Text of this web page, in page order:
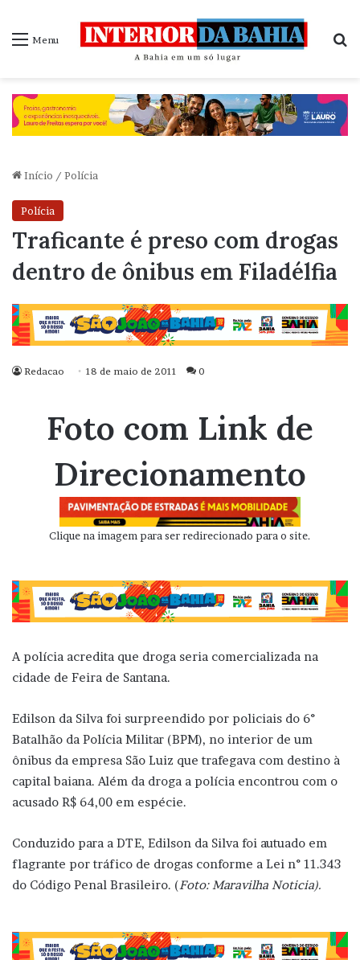
Menu
Início / Polícia
Polícia
Traficante é preso com drogas
dentro de ônibus em Filadélfia
Redacao 18 de maio de 2011 0
Foto com Link de
Direcionamento
Clique na imagem para ser redirecionado para o site.
A polícia acredita que droga seria comercializada na
cidade de Feira de Santana.
Edilson da Silva foi surpreendido por policiais do 6°
Batalhão da Polícia Militar (BPM), no interior de um
ônibus da empresa São Luiz que trafegava com destino à
capital baiana. Além da droga a polícia encontrou com o
acusado R$ 64,00 em espécie.
Conduzido para a DTE, Edilson da Silva foi autuado em
flagrante por tráfico de drogas conforme a Lei n° 11.343
do Código Penal Brasileiro. (Foto: Maravilha Noticia).